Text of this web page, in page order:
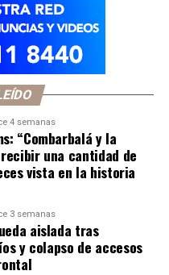
4 semanas
“Combarbalá y la
una cantidad de
vista en la historia
3 semanas
aislada tras
y colapso de accesos